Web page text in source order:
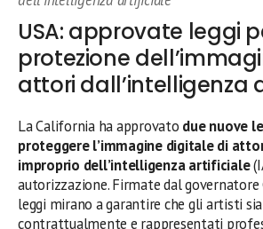
USA: approvate leggi
protezione
attori dall’intelligenza
La California ha approvato due nuove
proteggere l’immagine digitale di
improprio dell’intelligenza artificiale
autorizzazione. Firmate dal governatore
leggi mirano a garantire che gli artisti
contrattualmente e rappresentati